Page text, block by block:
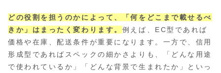
どの役割を担うのかによって、「何をどこまで載せるべ
きか」はまったく変わります。 例えば、EC型であれば
価格や在庫、配送条件が重要になります。一方で、信用
形成型であればスペックの細かさよりも、「どんな用途
で使われているか」「どんな背景で生まれたか」といっ